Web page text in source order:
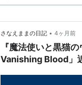
さなえままの日記 • 4ヶ月前
『魔法使いと黒猫
Vanishing Blood」